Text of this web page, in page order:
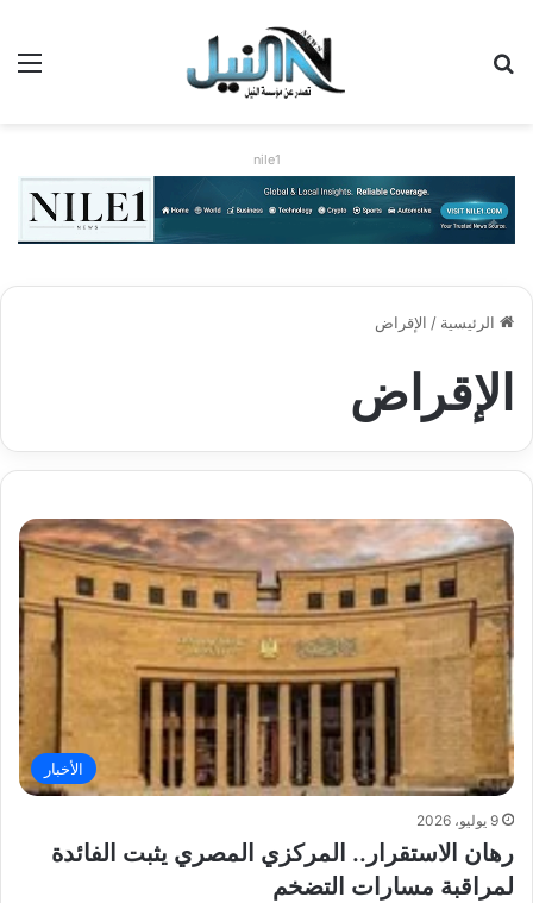
nile1
الرئيسية / الإقراض
الإقراض
الأخبار
9 يوليو، 2026
رهان الاستقرار.. المركزي المصري يثبت الفائدة
لمراقبة مسارات التضخم